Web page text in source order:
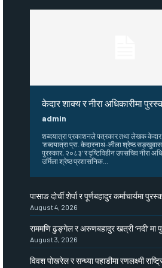
केदार शाक्य र नीरा अधिकारीमा
admin
शब्दयात्रा प्रकाशनले पत्रकार तथा लेखक केदार
‘शब्दयात्रा प्रा. केदारनाथ–लीला श्रेष्ठ
पुरस्कार, २०८३’ र दृष्टिविहीन उपसचिव नीरा
उर्मिला श्रेष्ठ प्रशासनिक...
पासाङ दोर्ची शेर्पा र पूर्णबहादुर कर्माचार्यमा
August 4, 2026
राममणि ढुङ्गेल र अरुणबहादुर खत्री ‘नदी’ मा
August 3, 2026
विवश पोखरेल र सन्ध्या पहाडीमा रणलक्ष्मी